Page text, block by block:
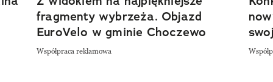
fragmenty wybrzeża. Objazd
EuroVelo w gminie Choczewo
Współpraca reklamowa